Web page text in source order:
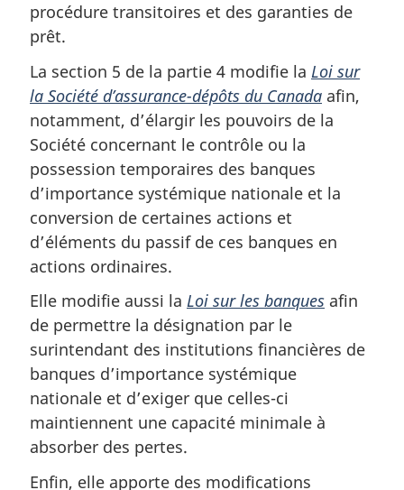
procédure transitoires et des garanties de
prêt.
La section 5 de la partie 4 modifie la Loi sur
la Société d’assurance-dépôts du Canada afin,
notamment, d’élargir les pouvoirs de la
Société concernant le contrôle ou la
possession temporaires des banques
d’importance systémique nationale et la
conversion de certaines actions et
d’éléments du passif de ces banques en
actions ordinaires.
Elle modifie aussi la Loi sur les banques afin
de permettre la désignation par le
surintendant des institutions financières de
banques d’importance systémique
nationale et d’exiger que celles-ci
maintiennent une capacité minimale à
absorber des pertes.
Enfin, elle apporte des modifications